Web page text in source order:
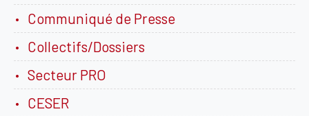
Communiqué de Presse
Collectifs/Dossiers
Secteur PRO
CESER